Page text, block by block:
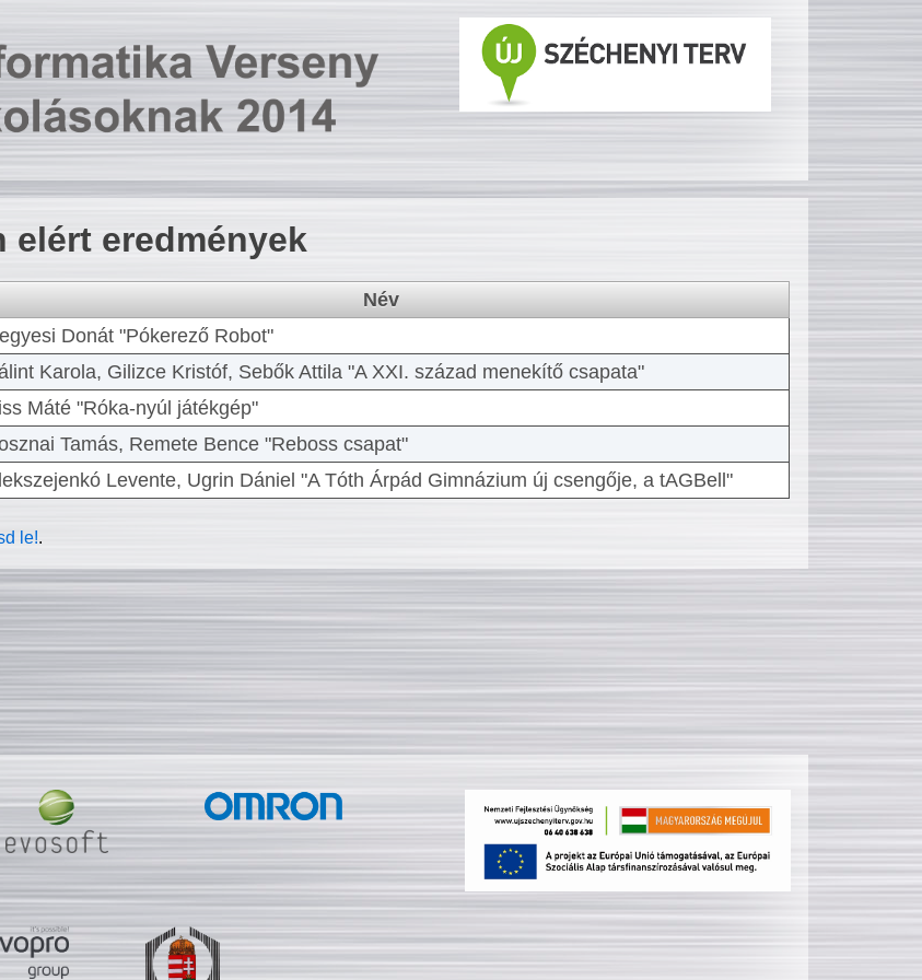
elért eredmények
Név
Donát "Pókerező Robot"
Karola, Gilizce Kristóf, Sebők Attila "A XXI. század menekítő csapata"
Máté "Róka-nyúl játékgép"
Tamás, Remete Bence "Reboss csapat"
Levente, Ugrin Dániel "A Tóth Árpád Gimnázium új csengője, a tAGBell"
le!.